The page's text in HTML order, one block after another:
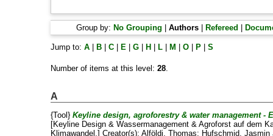
Group by: No Grouping |Authors Refereed
Jump to:A B |C E |G H L M |O P |S
Number of items at this level:28.
A
{Tool}Keyline design, agroforestry & water management -
[Keyline Design & Wassermanagement & Agroforst auf dem
Klimawandel.]Creator(s):Alföldi, Thomas; Hufschmid, Jasmin